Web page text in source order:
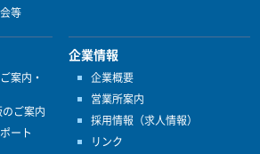
等
案内・
ご案内
ート
企業情報
企業概要
営業所案内
採用情報（求人情報）
リンク